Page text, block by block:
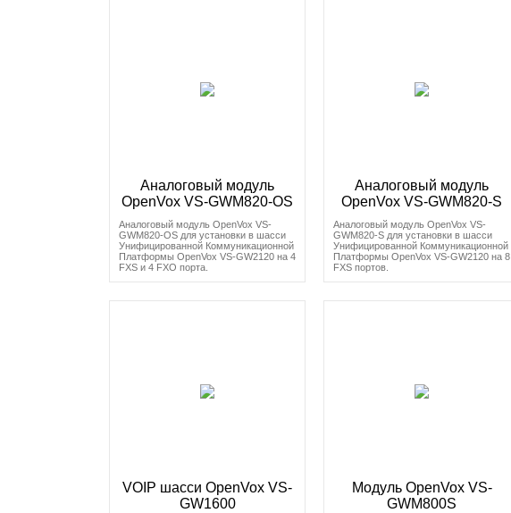
Аналоговый модуль
OpenVox VS-GWM820-OS
Аналоговый модуль OpenVox VS-
GWM820-OS для установки в шасси
Унифицированной Коммуникационной
Платформы OpenVox VS-GW2120 на 4
FXS и 4 FXO порта.
Аналоговый модуль
OpenVox VS-GWM820-S
Аналоговый модуль OpenVox VS-
GWM820-S для установки в шасси
Унифицированной Коммуникационной
Платформы OpenVox VS-GW2120 на 8
FXS портов.
VOIP шасси OpenVox VS-
GW1600
Модуль OpenVox VS-
GWM800S